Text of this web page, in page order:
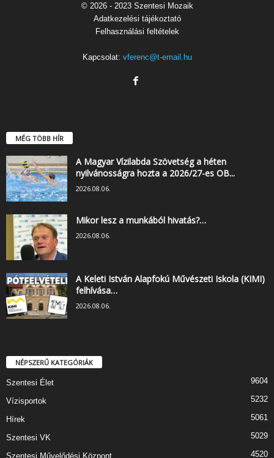
© 2026 - 2023 Szentesi Mozaik
Adatkezelési tájékoztató
Felhasználási feltételek
Kapcsolat: vferenc@t-email.hu
MÉG TÖBB HÍR
A Magyar Vízilabda Szövetség a héten
nyilvánosságra hozta a 2026/27-es OB...
2026.08.06.
Mikor lesz a munkából hivatás?…
2026.08.06.
A Keleti István Alapfokú Művészeti Iskola (KIMI)
felhívása…
2026.08.06.
NÉPSZERŰ KATEGÓRIÁK
Szentesi Élet 9604
Vízisportok 5232
Hírek 5061
Szentesi VK 5029
Szentesi Művelődési Központ 4520